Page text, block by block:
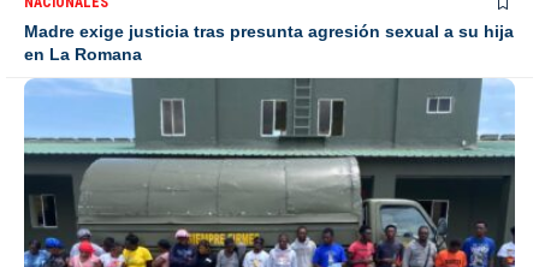
Madre exige justicia tras presunta agresión sexual a su hija
en La Romana